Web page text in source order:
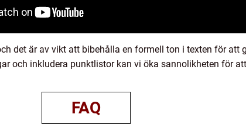
det är av vikt att bibehålla en formell ton i texten för att
och inkludera punktlistor kan vi öka sannolikheten för
FAQ